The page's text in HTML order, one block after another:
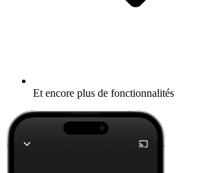
Et encore plus de fonctionnalités